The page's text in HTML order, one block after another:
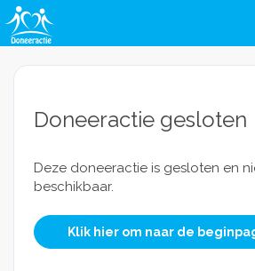
Doneeractie gesloten
Deze doneeractie is gesloten en
beschikbaar.
Klik hier om naar de